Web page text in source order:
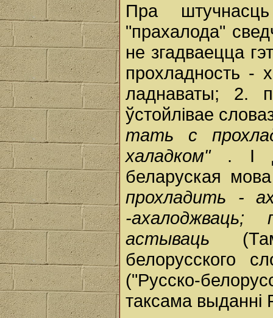
Пра
"прахалода"
не згадваецца
прохладность -
ладнаваты; 2.
ўстойлівае
тать с
халадком" . I
беларуская
прохладить -
-ахалоджваць;
астываць
белорусского
("Русско-
таксама выданні